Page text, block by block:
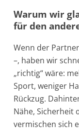
Warum wir
für den
Wenn der
–, haben wir
„richtig“ wäre:
Sport, weniger
Rückzug.
Nähe, Sicherheit
vermischen sich